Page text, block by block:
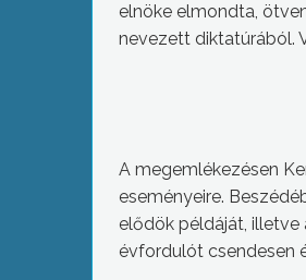
elnöke elmondta,
nevezett diktatúrából.
A megemlékezésen
eseményeire.
elődök példáját, illetve
évfordulót csendesen